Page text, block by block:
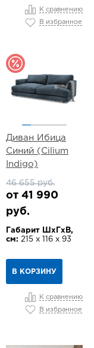
К сравнению
В избранное
Диван Ибица
Синий (Cilium
Indigo)
46 655 руб.
от 41 990
руб.
Габарит ШхГхВ,
см: 215 х 116 х 93
В КОРЗИНУ
К сравнению
В избранное